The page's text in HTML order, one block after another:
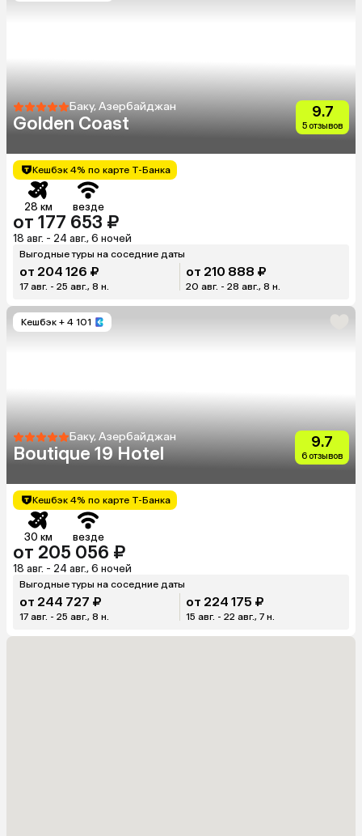
Баку, Азербайджан
Golden Coast
9.7
5 отзывов
Кешбэк 4% по карте Т-Банка
28 км везде
от 177 653 ₽
18 авг. - 24 авг., 6 ночей
Выгодные туры на соседние даты
от 204 126 ₽
17 авг. - 25 авг., 8 н.
от 210 888 ₽
20 авг. - 28 авг., 8 н.
Кешбэк + 4 101
Баку, Азербайджан
Boutique 19 Hotel
9.7
6 отзывов
Кешбэк 4% по карте Т-Банка
30 км везде
от 205 056 ₽
18 авг. - 24 авг., 6 ночей
Выгодные туры на соседние даты
от 244 727 ₽
17 авг. - 25 авг., 8 н.
от 224 175 ₽
15 авг. - 22 авг., 7 н.